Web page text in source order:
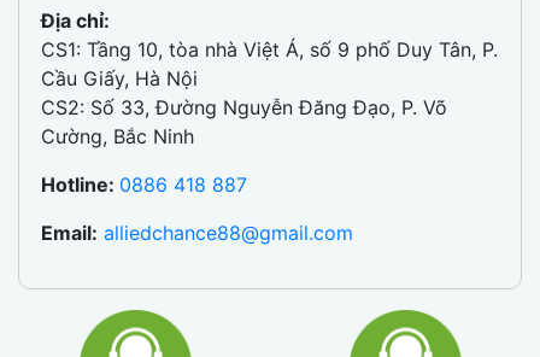
Địa chỉ:
CS1: Tầng 10, tòa nhà Việt Á, số 9 phố Duy Tân, P.
Cầu Giấy, Hà Nội
CS2: Số 33, Đường Nguyễn Đăng Đạo, P. Võ
Cường, Bắc Ninh
Hotline: 0886 418 887
Email: alliedchance88@gmail.com